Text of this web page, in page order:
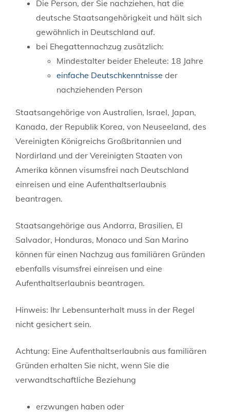
Die Person, der Sie nachziehen, hat die
deutsche Staatsangehörigkeit und hält sich
gewöhnlich in Deutschland auf.
bei Ehegattennachzug zusätzlich:
Mindestalter beider Eheleute: 18 Jahre
einfache Deutschkenntnisse der
nachziehenden Person
Staatsangehörige von Australien, Israel, Japan,
Kanada, der Republik Korea, von Neuseeland, des
Vereinigten Königreichs Großbritannien und
Nordirland und der Vereinigten Staaten von
Amerika können visumsfrei nach Deutschland
einreisen und eine Aufenthaltserlaubnis
beantragen.
Staatsangehörige aus Andorra, Brasilien, El
Salvador, Honduras, Monaco und San Marino
können für einen Nachzug aus familiären Gründen
ebenfalls visumsfrei einreisen und eine
Aufenthaltserlaubnis beantragen.
Hinweis: Ihr Lebensunterhalt muss in der Regel
nicht gesichert sein.
Achtung: Eine Aufenthaltserlaubnis aus familiären
Gründen erhalten Sie nicht, wenn Sie die
verwandtschaftliche Beziehung
erzwungen haben oder